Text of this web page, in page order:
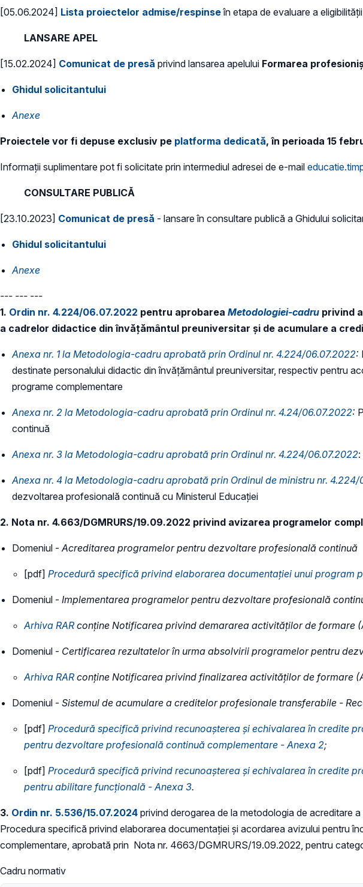
[05.06.2024] Lista proiectelor admise/respinseîn etapa de evaluare a eligibilității
LANSARE APEL
[15.02.2024] Comunicat de presă privind lansarea apelului Formarea
Ghidul solicitantului
Anexe
Proiectele vor fi depuse exclusiv pe platforma dedicată, în perioada 15
Informații suplimentare pot fi solicitate prin intermediul adresei de e-mail
CONSULTARE PUBLICĂ
[23.10.2023] Comunicat de presă - lansare în consultare publică a Ghidului
Ghidul solicitantului
Anexe
--- --- ---
1. Ordin nr. 4.224/06.07.2022 pentru aprobarea Metodologiei-cadru privind
a cadrelor didactice din învățământul preuniversitar și de acumulare a
Anexa nr. 1 la Metodologia-cadru aprobată prin Ordinul nr. 4.224/06.07.2022:
destinate personalului didactic din învățământul preuniversitar, respectiv pentru
programe complementare
Anexa nr. 2 la Metodologia-cadru aprobată prin Ordinul nr. 4.24/06.07.2022:
continuă
Anexa nr. 3 la Metodologia-cadru aprobată prin Ordinul nr. 4.224/06.07.2022
Anexa nr. 4 la Metodologia-cadru aprobată prin Ordinul de ministru nr. 4.224/
dezvoltarea profesională continuă cu Ministerul Educației
2. Nota nr. 4.663/DGMRURS/19.09.2022 privind avizarea programelor
Domeniul -Acreditarea programelorpentru dezvoltare profesională continuă
[pdf] Procedură specifică privind elaborarea documentației unui program
Domeniul - Implementarea programelorpentru dezvoltare profesională
Arhiva RAR conține Notificarea privind demararea activităților de formare
Domeniul - Certificarea rezultatelor în urma absolvirii programelorpentru
​Arhiva RAR conține Notificarea privind finalizarea activităților de formare
Domeniul - Sistemul de acumulare a creditelor profesionale transferabile -
[pdf] Procedură specifică privind recunoașterea și echivalarea în credite
pentru dezvoltare profesională continuă complementare - Anexa 2;
[pdf] Procedură specifică privind recunoașterea și echivalarea în credite
pentru abilitare funcţională - Anexa 3.
3. Ordin nr. 5.536/15.07.2024 privind derogarea de la metodologia de acreditare
Procedura specifică privind elaborarea documentației și acordarea avizului pentru
complementare, aprobată prin Nota nr. 4663/DGMRURS/19.09.2022, pentru
Cadru normativ